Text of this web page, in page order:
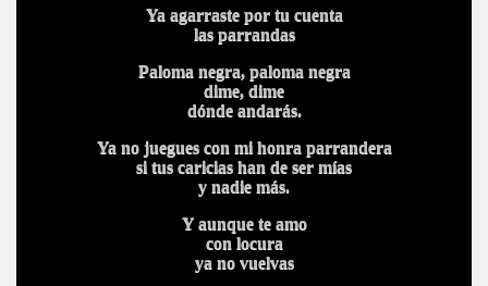
Ya agarraste por tu cuenta
las parrandas
Paloma negra, paloma negra
dime, dime
dónde andarás.
Ya no juegues con mi honra parrandera
si tus caricias han de ser mías
y nadie más.
Y aunque te amo
con locura
ya no vuelvas